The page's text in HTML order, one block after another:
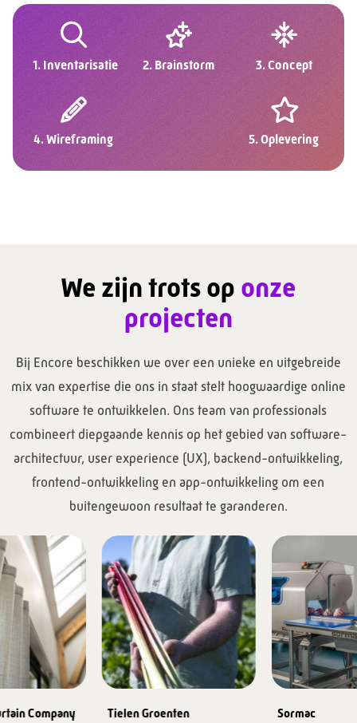
1. Inventarisatie 2. Brainstorm 3. Concept
4. Wireframing 5. Oplevering
We zijn trots op onze
projecten
Bij Encore beschikken we over een unieke en uitgebreide
mix van expertise die ons in staat stelt hoogwaardige online
software te ontwikkelen. Ons team van professionals
combineert diepgaande kennis op het gebied van software-
architectuur, user experience (UX), backend-ontwikkeling,
frontend-ontwikkeling en app-ontwikkeling om een
buitengewoon resultaat te garanderen.
Company Tielen Groenten Sormac